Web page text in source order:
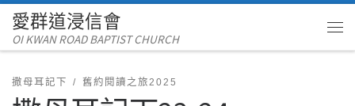
Skip to content
愛群道浸信會
OI KWAN ROAD BAPTIST CHURCH
撒母耳記下 舊約閱讀之旅2025